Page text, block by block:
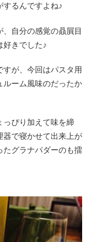
するんですよね♪
自分の感覚の贔屓目
好きでした♪
が、今回はパスタ用
ルーム風味のだったか
っぴり加えて味を締
器で寝かせて出来上が
たグラナパダーのも擂